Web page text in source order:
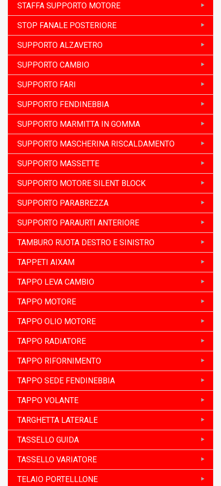
STAFFA SUPPORTO MOTORE
STOP FANALE POSTERIORE
SUPPORTO ALZAVETRO
SUPPORTO CAMBIO
SUPPORTO FARI
SUPPORTO FENDINEBBIA
SUPPORTO MARMITTA IN GOMMA
SUPPORTO MASCHERINA RISCALDAMENTO
SUPPORTO MASSETTE
SUPPORTO MOTORE SILENT BLOCK
SUPPORTO PARABREZZA
SUPPORTO PARAURTI ANTERIORE
TAMBURO RUOTA DESTRO E SINISTRO
TAPPETI AIXAM
TAPPO LEVA CAMBIO
TAPPO MOTORE
TAPPO OLIO MOTORE
TAPPO RADIATORE
TAPPO RIFORNIMENTO
TAPPO SEDE FENDINEBBIA
TAPPO VOLANTE
TARGHETTA LATERALE
TASSELLO GUIDA
TASSELLO VARIATORE
TELAIO PORTELLLONE